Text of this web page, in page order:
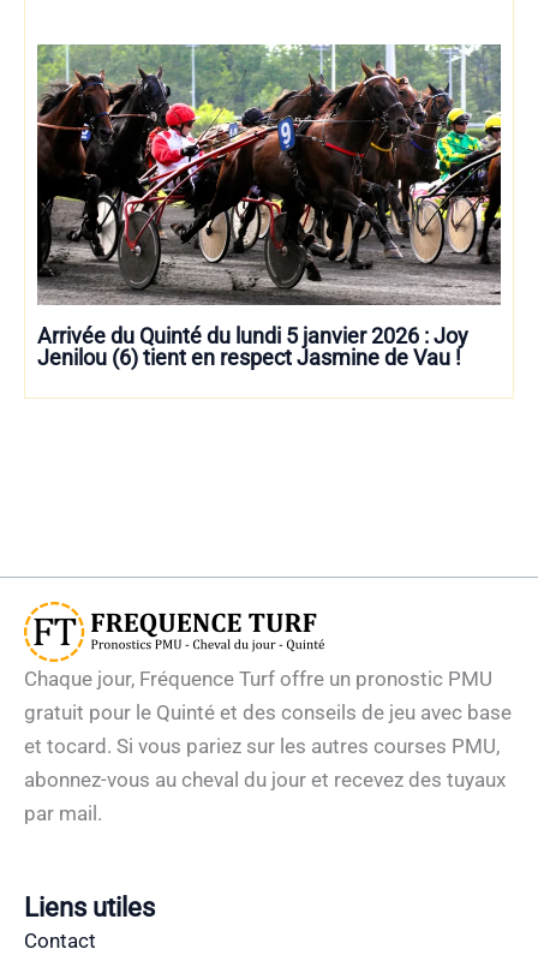
Arrivée du Quinté du lundi 5 janvier 2026 : Joy
Jenilou (6) tient en respect Jasmine de Vau !
Chaque jour, Fréquence Turf offre un pronostic PMU
gratuit pour le Quinté et des conseils de jeu avec base
et tocard. Si vous pariez sur les autres courses PMU,
abonnez-vous au cheval du jour et recevez des tuyaux
par mail.
Liens utiles
Contact